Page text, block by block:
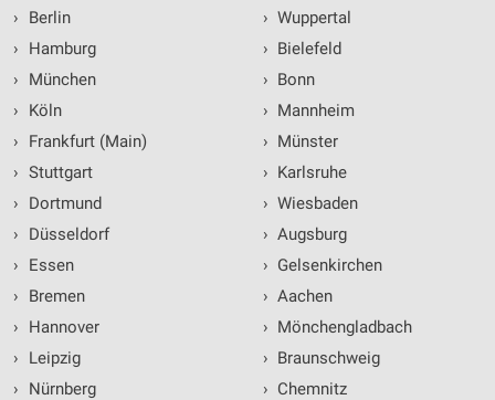
›
Berlin
›
Hamburg
›
München
›
Köln
›
Frankfurt (Main)
› Stuttgart
›
Dortmund
›
Düsseldorf
›
Essen
›
Bremen
›
Hannover
›
Leipzig
›
Nürnberg
› Wuppertal
› Bielefeld
› Bonn
› Mannheim
› Münster
› Karlsruhe
› Wiesbaden
› Augsburg
› Gelsenkirchen
› Aachen
› Mönchengladbach
› Braunschweig
› Chemnitz